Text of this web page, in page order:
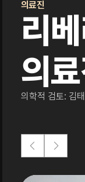
의료진
리
의
의학적 검토: 김